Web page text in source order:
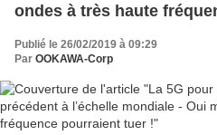
ondes à très haute
Publié le 26/02/2019 à 09:29
Par OOKAWA-Corp